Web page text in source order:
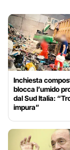
Inchiesta
blocca l’umido
dal Sud Italia:
impura”